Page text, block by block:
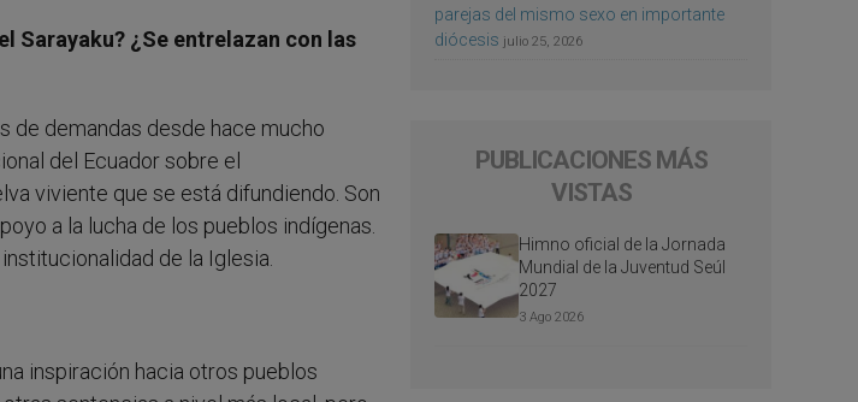
Sarayaku? ¿Se entrelazan con las
de demandas desde hace mucho
del Ecuador sobre el
viviente que se está difundiendo. Son
a la lucha de los pueblos indígenas.
de la Iglesia.
inspiración hacia otros pueblos
parejas del mismo sexo en importante
diócesis julio 25, 2026
PUBLICACIONES MÁS
VISTAS
Himno oficial de la Jornada
Mundial de la Juventud Seúl
2027
3 Ago 2026